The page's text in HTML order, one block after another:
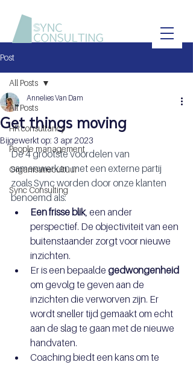
Post
All Posts
HR consultancy
People management
Organisatiecultuur
Sync Consulting
All Posts
Get things moving
Annelies Van Dam
Bijgewerkt op: 3 apr 2023
De 4 grootste voordelen van
samenwerken met een externe partij
zoals Sync worden door onze klanten
benoemd als:
Een frisse blik, een ander
perspectief. De objectiviteit van een
buitenstaander zorgt voor nieuwe
inzichten.
Er is een bepaalde gedwongenheid
om gevolg te geven aan de
inzichten die verworven zijn. Er
wordt sneller tijd gemaakt om echt
aan de slag te gaan met de nieuwe
handvaten.
Coaching biedt een kans om te